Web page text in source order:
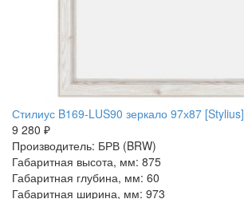
Стилиус B169-LUS90 зеркало 97х87 [Stylius]
9 280 ₽
Производитель: БРВ (BRW)
Габаритная высота, мм: 875
Габаритная глубина, мм: 60
Габаритная ширина, мм: 973